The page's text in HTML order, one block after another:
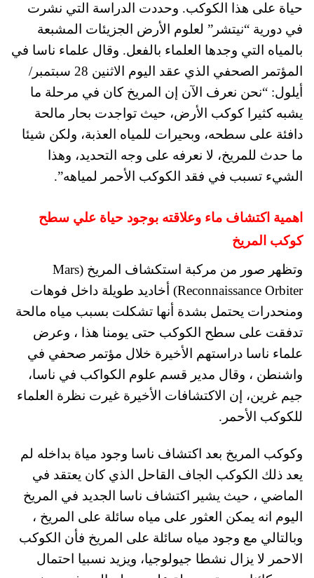
حياة على هذا الكوكب. وحددت الدراسة التي نشرت
في دورية “نيتشر” لعلوم الأرض الجزيئات المشبعة
بالمياه التي وجدها العلماء بالفعل. وقال علماء ناسا في
المؤتمر الصحفي الذي عقد اليوم الاثنين 28 سبتمبر/
أيلول: “نحن نعرف الآن إن المريخ كان في مرحلة ما
يشبه كثيرا كوكب الأرض، حيث تواجدت بحار مالحة
دافئة على سطحه، وبحيرات للمياه العذبة، ولكن شيئا
ما حدث للمريخ، لا نعرفه على وجه التحديد، وهذا
الشيء تسبب في فقد الكوكب الأحمر لمياهه”.
اهمية اكتشاف ماء وعلاقته بوجود حياة علي سطح
كوكب المريخ
وتظهر صور من مركبة استكشاف المريخ (Mars
Reconnaissance Orbiter) أخاديد طويلة داخل فوهات
ومنحدرات يحتمل بشدة أنها تشكلت بسبب مياه مالحة
تدفقت على سطح الكوكب حتى يومنا هذا ، وعرض
علماء ناسا دراستهم الأخيرة خلال مؤتمر صحفي في
واشنطن ، وقال مدير قسم علوم الكواكب في ناسا،
جيم غرين، إن الاكتشافات الأخيرة غيرت نظرة العلماء
للكوكب الأحمر.
وكوكب المريخ بعد اكتشاف ناسا وجود مياة بداخله لم
يعد ذلك الكوكب الجاف القاحل الذي كان يعتقد في
الماضي ، حيث يشير اكتشاف ناسا الجديد في المريخ
اليوم انه يمكن العثور على مياه سائلة على المريخ ،
وبالتالي مع وجود مياه سائلة على المريخ فأن الكوكب
الاحمر لا يزال نشطا جيولوجيا، ويزيد نسبيا احتمال